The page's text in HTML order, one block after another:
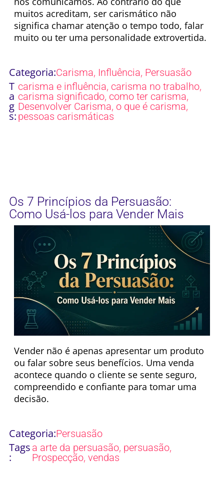
muitos acreditam, ser carismático não
significa chamar atenção o tempo todo, falar
muito ou ter uma personalidade extrovertida.
Categoria:Carisma, Influência, Persuasão
T
a
g
s:
carisma e influência, carisma no trabalho,
carisma significado, como ter carisma,
Desenvolver Carisma, o que é carisma,
pessoas carismáticas
Os 7 Princípios da Persuasão:
Como Usá-los para Vender Mais
Vender não é apenas apresentar um produto
ou falar sobre seus benefícios. Uma venda
acontece quando o cliente se sente seguro,
compreendido e confiante para tomar uma
decisão.
Categoria:Persuasão
Tags
:
a arte da persuasão, persuasão,
Prospecção, vendas